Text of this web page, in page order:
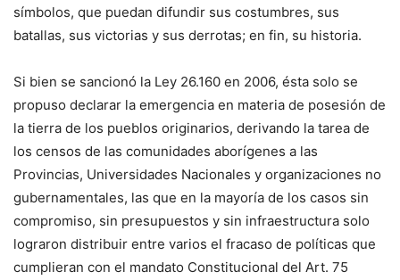
símbolos, que puedan difundir sus costumbres, sus
batallas, sus victorias y sus derrotas; en fin, su historia.
Si bien se sancionó la Ley 26.160 en 2006, ésta solo se
propuso declarar la emergencia en materia de posesión de
la tierra de los pueblos originarios, derivando la tarea de
los censos de las comunidades aborígenes a las
Provincias, Universidades Nacionales y organizaciones no
gubernamentales, las que en la mayoría de los casos sin
compromiso, sin presupuestos y sin infraestructura solo
lograron distribuir entre varios el fracaso de políticas que
cumplieran con el mandato Constitucional del Art. 75